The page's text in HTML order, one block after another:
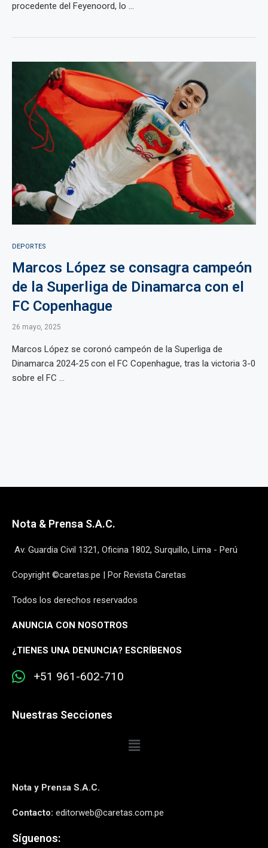
procedente del Feyenoord, lo ...
DEPORTES
Marcos López se consagra campeón
de la Superliga de Dinamarca con el
FC Copenhague
26 mayo, 2025
Marcos López se coronó campeón de la Superliga de
Dinamarca 2024-25 con el FC Copenhague, tras la victoria 3-0
sobre el FC ...
Nota & Prensa S.A.C.
Av. Guardia Civil 1321, Oficina 1802, Surquillo, Lima - Perú
Copyright ©caretas.pe | Por Revista Caretas
Todos los derechos reservados
ANUNCIA CON NOSOTROS
¿TIENES UNA DENUNCIA? ESCRÍBENOS
+51 961-602-710
Nuestras Secciones
Nota y Prensa S.A.C.
Contacto: editorweb@caretas.com.pe
Síguenos: